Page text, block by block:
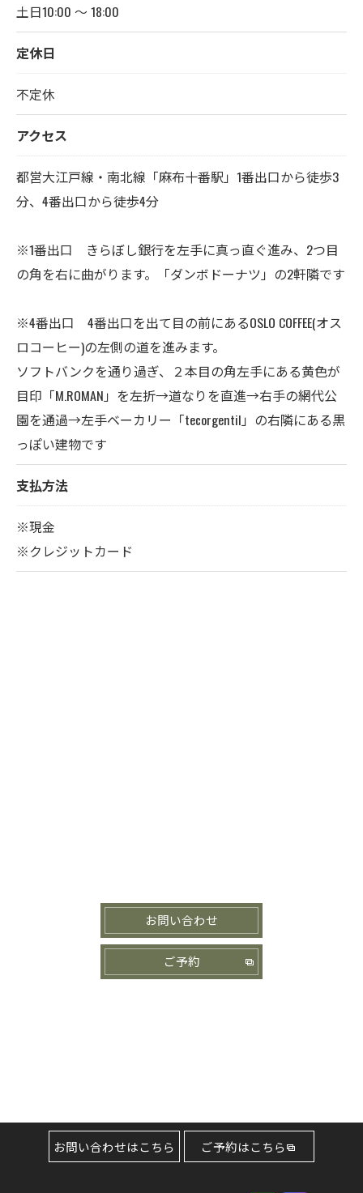
土日10:00 ～ 18:00
定休日
不定休
アクセス
都営大江戸線・南北線「麻布十番駅」1番出口から徒歩3
分、4番出口から徒歩4分
※1番出口 きらぼし銀行を左手に真っ直ぐ進み、2つ目
の角を右に曲がります。「ダンボドーナツ」の2軒隣です
※4番出口 4番出口を出て目の前にあるOSLO COFFEE(オス
ロコーヒー)の左側の道を進みます。
ソフトバンクを通り過ぎ、２本目の角左手にある黄色が
目印「M.ROMAN」を左折→道なりを直進→右手の網代公
園を通過→左手ベーカリー「tecorgentil」の右隣にある黒
っぽい建物です
支払方法
※現金
※クレジットカード
お問い合わせ
ご予約
お問い合わせはこちら ご予約はこちら